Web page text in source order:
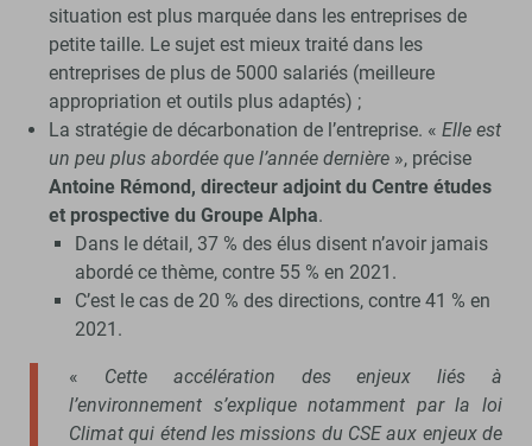
situation est plus marquée dans les entreprises de
petite taille. Le sujet est mieux traité dans les
entreprises de plus de 5000 salariés (meilleure
appropriation et outils plus adaptés) ;
La stratégie de décarbonation de l’entreprise. « Elle est
un peu plus abordée que l’année dernière», précise
Antoine Rémond, directeur adjoint du Centre études
et prospective du Groupe Alpha.
Dans le détail, 37 % des élus disent n’avoir jamais
abordé ce thème, contre 55 % en 2021.
C’est le cas de 20 % des directions, contre 41 % en
2021.
« Cette accélération des enjeux liés à
l’environnement s’explique notamment par la loi
Climat qui étend les missions du CSE aux enjeux de